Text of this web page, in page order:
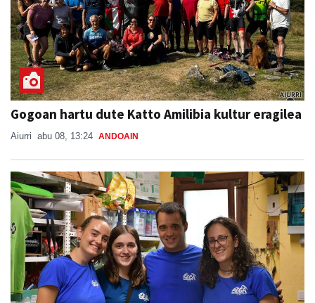
Gogoan hartu dute Katto Amilibia kultur eragilea
Aiurri abu 08, 13:24 ANDOAIN